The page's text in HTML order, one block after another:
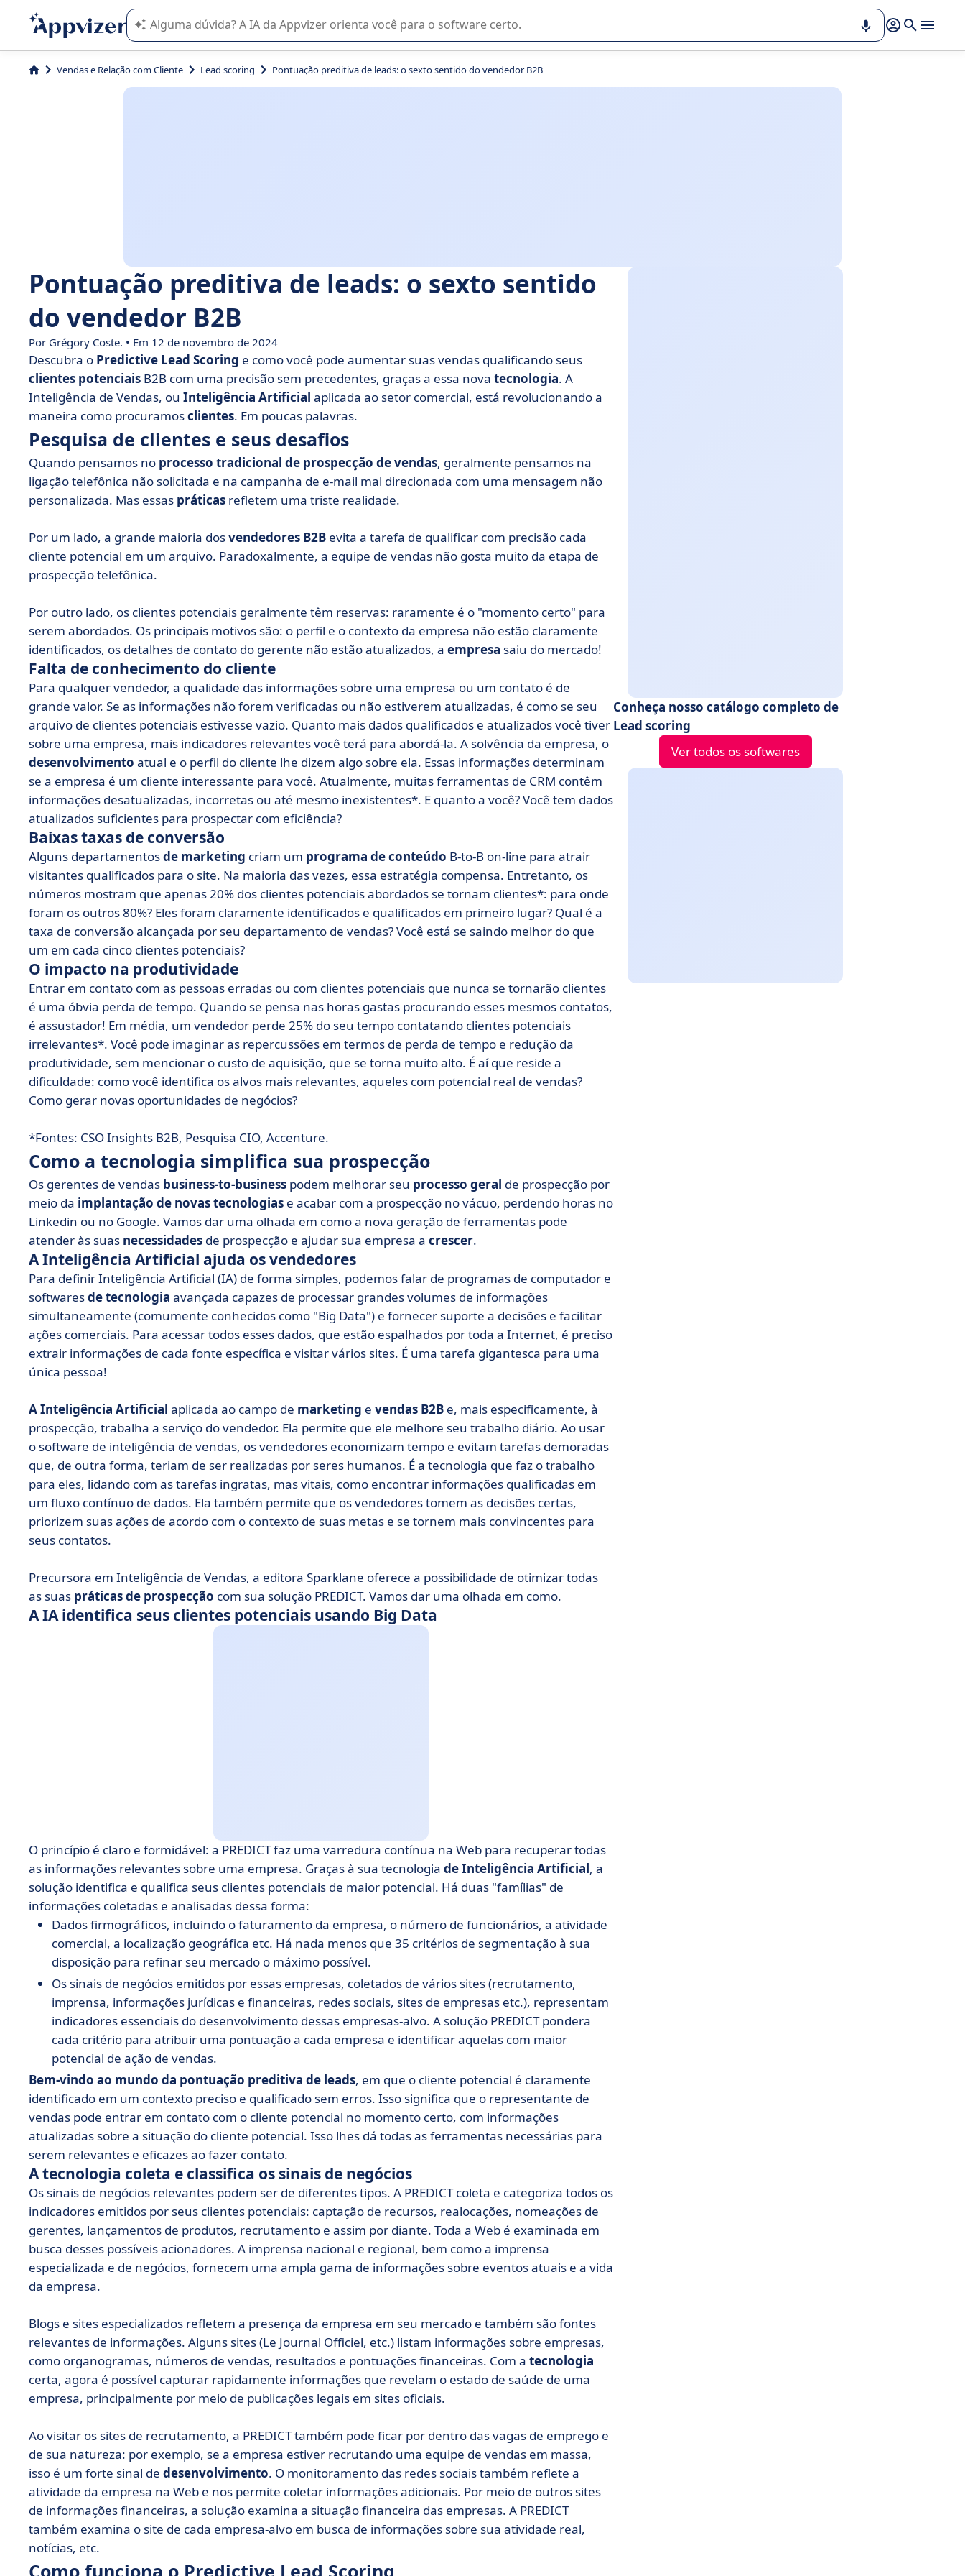
A IA do Appvizer o orienta no uso ou na seleção de software SaaS para sua empresa.
Vendas e Relação com Cliente Lead scoring Pontuação preditiva de leads: o sexto sentido do vendedor B2B
Pontuação preditiva de leads: o sexto sentido
do vendedor B2B
Por Grégory Coste. • Em 12 de novembro de 2024
Descubra o Predictive Lead Scoring e como você pode aumentar suas vendas qualificando seus
clientes potenciais B2B com uma precisão sem precedentes, graças a essa nova tecnologia. A
Inteligência de Vendas, ou Inteligência Artificial aplicada ao setor comercial, está revolucionando a
maneira como procuramosclientes. Em poucas palavras.
Pesquisa de clientes e seus desafios
Quando pensamos no processo tradicional de prospecção de vendas, geralmente pensamos na
ligação telefônica não solicitada e na campanha de e-mail mal direcionada com uma mensagem não
personalizada. Mas essas práticas refletem uma triste realidade.
Por um lado, a grande maioria dosvendedores B2B evita a tarefa de qualificar com precisão cada
cliente potencial em um arquivo. Paradoxalmente, a equipe de vendas não gosta muito da etapa de
prospecção telefônica.
Por outro lado, os clientes potenciais geralmente têm reservas: raramente é o "momento certo" para
serem abordados. Os principais motivos são: o perfil e o contexto da empresa não estão claramente
identificados, os detalhes de contato do gerente não estão atualizados, a empresa saiu do mercado!
Falta de conhecimento do cliente
Para qualquer vendedor, a qualidade das informações sobre uma empresa ou um contato é de
grande valor. Se as informações não forem verificadas ou não estiverem atualizadas, é como se seu
arquivo de clientes potenciais estivesse vazio. Quanto mais dados qualificados e atualizados você tiver
sobre uma empresa, mais indicadores relevantes você terá para abordá-la. A solvência da empresa, o
desenvolvimento atual e o perfil do cliente lhe dizem algo sobre ela. Essas informações determinam
se a empresa é um cliente interessante para você. Atualmente, muitas ferramentas de CRM contêm
informações desatualizadas, incorretas ou até mesmo inexistentes*. E quanto a você? Você tem dados
atualizados suficientes para prospectar com eficiência?
Baixas taxas de conversão
Alguns departamentosde marketing criam um programa deconteúdo B-to-B on-line para atrair
visitantes qualificados para o site. Na maioria das vezes, essa estratégia compensa. Entretanto, os
números mostram que apenas 20% dos clientes potenciais abordados se tornam clientes*: para onde
foram os outros 80%? Eles foram claramente identificados e qualificados em primeiro lugar? Qual é a
taxa de conversão alcançada por seu departamento de vendas? Você está se saindo melhor do que
um em cada cinco clientes potenciais?
O impacto na produtividade
Entrar em contato com as pessoas erradas ou com clientes potenciais que nunca se tornarão clientes
é uma óbvia perda de tempo. Quando se pensa nas horas gastas procurando esses mesmos contatos,
é assustador! Em média, um vendedor perde 25% do seu tempo contatando clientes potenciais
irrelevantes*. Você pode imaginar as repercussões em termos de perda de tempo e redução da
produtividade, sem mencionar o custo de aquisição, que se torna muito alto. É aí que reside a
dificuldade: como você identifica os alvos mais relevantes, aqueles com potencial real de vendas?
Como gerar novas oportunidades de negócios?
*Fontes: CSO Insights B2B, Pesquisa CIO, Accenture.
Como a tecnologia simplifica sua prospecção
Os gerentes de vendas business-to-business podem melhorar seu processo geral de prospecção por
meio da implantação de novas tecnologias e acabar com a prospecção no vácuo, perdendo horas no
Linkedin ou no Google. Vamos dar uma olhada em como a nova geração de ferramentas pode
atender às suas necessidades de prospecção e ajudar sua empresa a crescer.
A Inteligência Artificial ajuda os vendedores
Para definir Inteligência Artificial (IA) de forma simples, podemos falar de programas de computador e
softwaresde tecnologia avançada capazes de processar grandes volumes de informações
simultaneamente (comumente conhecidos como "Big Data") e fornecer suporte a decisões e facilitar
ações comerciais. Para acessar todos esses dados, que estão espalhados por toda a Internet, é preciso
extrair informações de cada fonte específica e visitar vários sites. É uma tarefa gigantesca para uma
única pessoa!
A Inteligência Artificial aplicada ao campo de marketing e vendas B2B e, mais especificamente, à
prospecção, trabalha a serviço do vendedor. Ela permite que ele melhore seu trabalho diário. Ao usar
o software de inteligência de vendas, os vendedores economizam tempo e evitam tarefas demoradas
que, de outra forma, teriam de ser realizadas por seres humanos. É a tecnologia que faz o trabalho
para eles, lidando com as tarefas ingratas, mas vitais, como encontrar informações qualificadas em
um fluxo contínuo de dados. Ela também permite que os vendedores tomem as decisões certas,
priorizem suas ações de acordo com o contexto de suas metas e se tornem mais convincentes para
seus contatos.
Precursora em Inteligência de Vendas, a editora Sparklane oferece a possibilidade de otimizar todas
as suas práticasde prospecção com sua solução PREDICT. Vamos dar uma olhada em como.
A IA identifica seus clientes potenciais usando Big Data
O princípio é claro e formidável: a PREDICT faz uma varredura contínua na Web para recuperar todas
as informações relevantes sobre uma empresa. Graças à sua tecnologia de Inteligência Artificial, a
solução identifica e qualifica seus clientes potenciais de maior potencial. Há duas "famílias" de
informações coletadas e analisadas dessa forma:
Dados firmográficos, incluindo o faturamento da empresa, o número de funcionários, a atividade
comercial, a localização geográfica etc. Há nada menos que 35 critérios de segmentação à sua
disposição para refinar seu mercado o máximo possível.
Os sinais de negócios emitidos por essas empresas, coletados de vários sites (recrutamento,
imprensa, informações jurídicas e financeiras, redes sociais, sites de empresas etc.), representam
indicadores essenciais do desenvolvimento dessas empresas-alvo. A solução PREDICT pondera
cada critério para atribuir uma pontuação a cada empresa e identificar aquelas com maior
potencial de ação de vendas.
Bem-vindo ao mundo da pontuação preditiva de leads, em que o cliente potencial é claramente
identificado em um contexto preciso e qualificado sem erros. Isso significa que o representante de
vendas pode entrar em contato com o cliente potencial no momento certo, com informações
atualizadas sobre a situação do cliente potencial. Isso lhes dá todas as ferramentas necessárias para
serem relevantes e eficazes ao fazer contato.
A tecnologia coleta e classifica os sinais de negócios
Os sinais de negócios relevantes podem ser de diferentes tipos. A PREDICT coleta e categoriza todos os
indicadores emitidos por seus clientes potenciais: captação de recursos, realocações, nomeações de
gerentes, lançamentos de produtos, recrutamento e assim por diante. Toda a Web é examinada em
busca desses possíveis acionadores. A imprensa nacional e regional, bem como a imprensa
especializada e de negócios, fornecem uma ampla gama de informações sobre eventos atuais e a vida
da empresa.
Blogs e sites especializados refletem a presença da empresa em seu mercado e também são fontes
relevantes de informações. Alguns sites (Le Journal Officiel, etc.) listam informações sobre empresas,
como organogramas, números de vendas, resultados e pontuações financeiras. Com a tecnologia
certa, agora é possível capturar rapidamente informações que revelam o estado de saúde de uma
empresa, principalmente por meio de publicações legais em sites oficiais.
Ao visitar os sites de recrutamento, a PREDICT também pode ficar por dentro das vagas de emprego e
de sua natureza: por exemplo, se a empresa estiver recrutando uma equipe de vendas em massa,
isso é um forte sinal de desenvolvimento. O monitoramento das redes sociais também reflete a
atividade da empresa na Web e nos permite coletar informações adicionais. Por meio de outros sites
de informações financeiras, a solução examina a situação financeira das empresas. A PREDICT
também examina o site de cada empresa-alvo em busca de informações sobre sua atividade real,
notícias, etc.
Como funciona o Predictive Lead Scoring
Conheça nosso catálogo completo de
Lead scoring
Ver todos os softwares